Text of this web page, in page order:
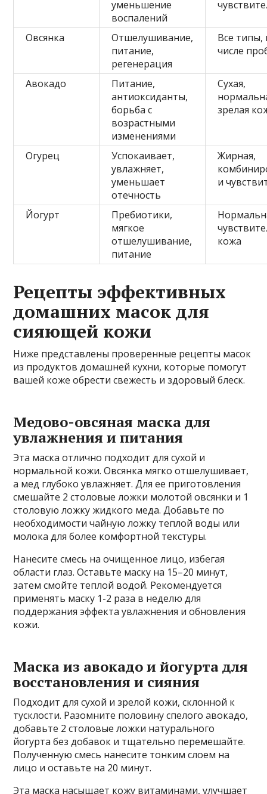
уменьшение
воспалений
Овсянка
Отшелушивание,
питание,
регенерация
Все типы,
числе
Авокадо
Питание,
антиоксиданты,
борьба с
возрастными
изменениями
Сухая,
зрелая
Огурец
Успокаивает,
увлажняет,
уменьшает
отечность
Жирная,
и
Йогурт
Пребиотики,
мягкое
отшелушивание,
питание
кожа
Рецепты эффективных
домашних масок для
сияющей кожи
Ниже представлены проверенные рецепты масок
из продуктов домашней кухни, которые помогут
вашей коже обрести свежесть и здоровый блеск.
Медово-овсяная маска для
увлажнения и питания
Эта маска отлично подходит для сухой и
нормальной кожи. Овсянка мягко отшелушивает,
а мед глубоко увлажняет. Для ее приготовления
смешайте 2 столовые ложки молотой овсянки и 1
столовую ложку жидкого меда. Добавьте по
необходимости чайную ложку теплой воды или
молока для более комфортной текстуры.
Нанесите смесь на очищенное лицо, избегая
области глаз. Оставьте маску на 15–20 минут,
затем смойте теплой водой. Рекомендуется
применять маску 1-2 раза в неделю для
поддержания эффекта увлажнения и обновления
кожи.
Маска из авокадо и йогурта для
восстановления и сияния
Подходит для сухой и зрелой кожи, склонной к
тусклости. Разомните половину спелого авокадо,
добавьте 2 столовые ложки натурального
йогурта без добавок и тщательно перемешайте.
Полученную смесь нанесите тонким слоем на
лицо и оставьте на 20 минут.
Эта маска насыщает кожу витаминами, улучшает